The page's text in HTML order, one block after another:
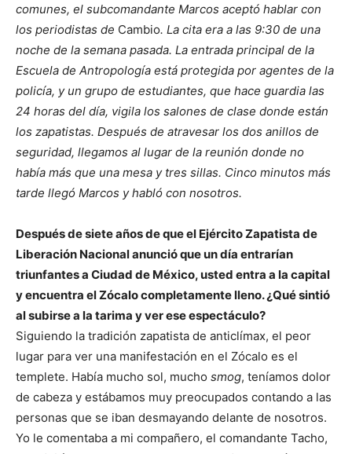
comunes, el subcomandante Marcos aceptó hablar con
los periodistas de Cambio. La cita era a las 9:30 de una
noche de la semana pasada. La entrada principal de la
Escuela de Antropología está protegida por agentes de la
policía, y un grupo de estudiantes, que hace guardia las
24 horas del día, vigila los salones de clase donde están
los zapatistas. Después de atravesar los dos anillos de
seguridad, llegamos al lugar de la reunión donde no
había más que una mesa y tres sillas. Cinco minutos más
tarde llegó Marcos y habló con nosotros.
Después de siete años de que el Ejército Zapatista de
Liberación Nacional anunció que un día entrarían
triunfantes a Ciudad de México, usted entra a la capital
y encuentra el Zócalo completamente lleno. ¿Qué sintió
al subirse a la tarima y ver ese espectáculo?
Siguiendo la tradición zapatista de anticlímax, el peor
lugar para ver una manifestación en el Zócalo es el
templete. Había mucho sol, mucho smog, teníamos dolor
de cabeza y estábamos muy preocupados contando a las
personas que se iban desmayando delante de nosotros.
Yo le comentaba a mi compañero, el comandante Tacho,